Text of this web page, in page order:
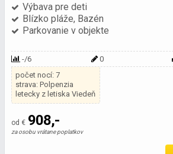
Výbava pre deti
Blízko pláže, Bazén
Parkovanie v objekte
-/6 0
počet nocí: 7
strava: Polpenzia
letecky z letiska Viedeň
od € 908,-
za osobu vrátane poplatkov